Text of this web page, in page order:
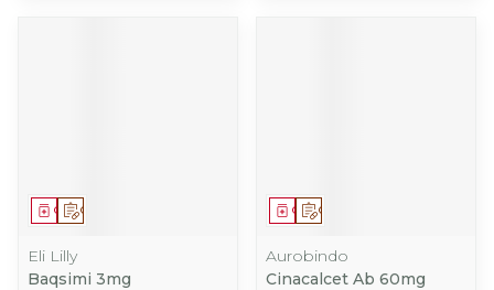
Op voorschrift
Geneesmiddel
Eli Lilly
Baqsimi 3mg
Op voorschrift
Geneesmiddel
Aurobindo
Cinacalcet Ab 60mg